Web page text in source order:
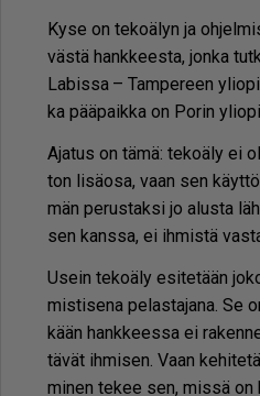
Kyse on te­ko­ä­lyn ja
väs­tä hank­kees­ta, jon­ka
La­bis­sa – Tam­pe­reen
ka pää­paik­ka on Po­rin
Aja­tus on tämä: te­ko­ä­ly ei
ton li­sä­o­sa, vaan sen
män pe­rus­tak­si jo alus­ta
sen kans­sa, ei ih­mis­tä
Usein te­ko­ä­ly esi­te­tään
mis­ti­se­na pe­las­ta­ja­na. Se
kään hank­kees­sa ei
tä­vät ih­mi­sen. Vaan
mi­nen te­kee sen, mis­sä on